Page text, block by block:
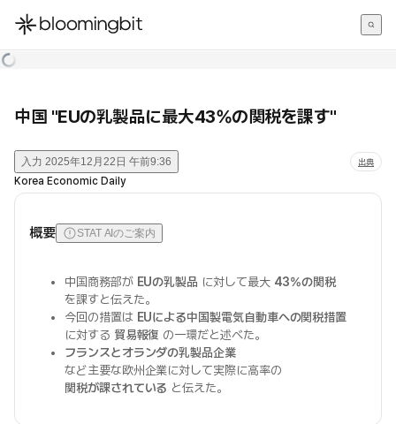
한국어
中国 "EUの乳製品に最大43%の関税を課す"
入力 2025年12月22日 午前9:36 出典
Korea Economic Daily
概要 STAT AIのご案内
中国商務部が EUの乳製品 に対して最大 43%の関税
を課すと伝えた。
今回の措置は EUによる中国製電気自動車への関税措置
に対する 貿易報復 の一環だと述べた。
フランスとオランダの乳製品企業
など主要な欧州企業に対して実際に高率の
関税が課されている と伝えた。